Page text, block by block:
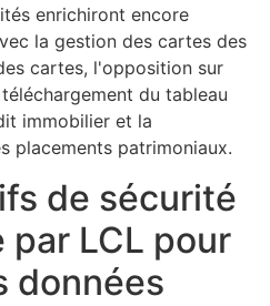
enrichiront encore
la gestion des cartes des
cartes, l'opposition sur
du tableau
immobilier et la
placements patrimoniaux.
de sécurité
par LCL pour
données